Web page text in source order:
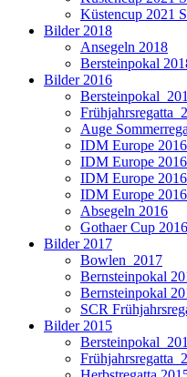
Küstencup 2021
Bilder 2018
Ansegeln 2018
Bersteinpokal
Bilder 2016
Auge
IDM Europe 2016
IDM Europe
IDM Europe
IDM Europe
Absegeln 2016
Gothaer Cup 2016
Bilder 2017
Bowlen_2017
Bernsteinpokal
Bernsteinpokal
SCR
Bilder 2015